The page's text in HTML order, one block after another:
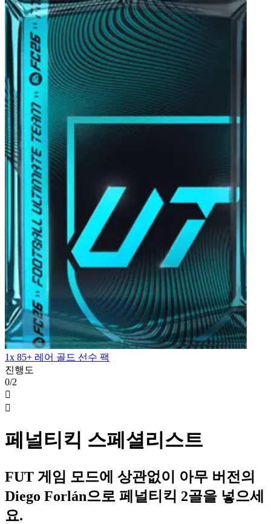
1x 85+ 레어 골드 선수 팩
진행도
0/2


페널티킥 스페셜리스트
FUT 게임 모드에 상관없이 아무 버전의
Diego Forlán으로 페널티킥 2골을 넣으세
요.